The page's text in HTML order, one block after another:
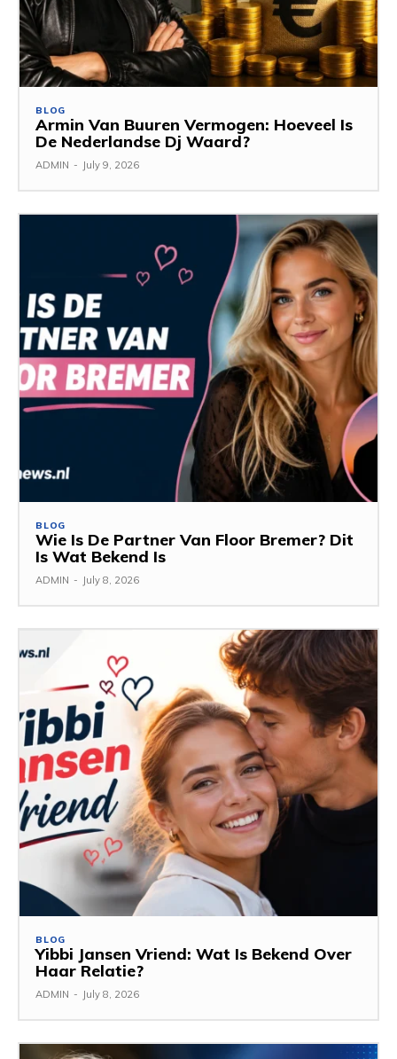
BLOG
Armin Van Buuren Vermogen: Hoeveel Is
De Nederlandse Dj Waard?
ADMIN - July 9, 2026
BLOG
Wie Is De Partner Van Floor Bremer? Dit
Is Wat Bekend Is
ADMIN - July 8, 2026
BLOG
Yibbi Jansen Vriend: Wat Is Bekend Over
Haar Relatie?
ADMIN - July 8, 2026